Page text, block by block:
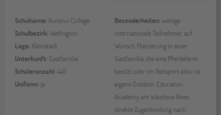
Schulname: Kuranui College
Schulbezirk: Wellington
Lage: Kleinstadt
Unterkunft: Gastfamilie
Schüleranzahl: 440
Uniform: ja
Besonderheiten: wenige
internationale Teilnehmer, auf
Wunsch Platzierung in einer
Gastfamilie, die eine Pferdefarm
besitzt oder im Reitsport aktiv ist,
eigene Outdoor Education
Academy am Waiohine River,
direkte Zuganbindung nach